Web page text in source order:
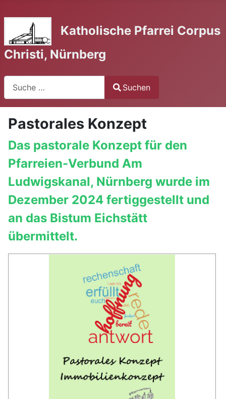
Katholische Pfarrei Corpus
Christi, Nürnberg
Suchen
Pastorales Konzept
Das pastorale Konzept für den
Pfarreien-Verbund Am
Ludwigskanal, Nürnberg wurde im
Dezember 2024 fertiggestellt und
an das Bistum Eichstätt
übermittelt.